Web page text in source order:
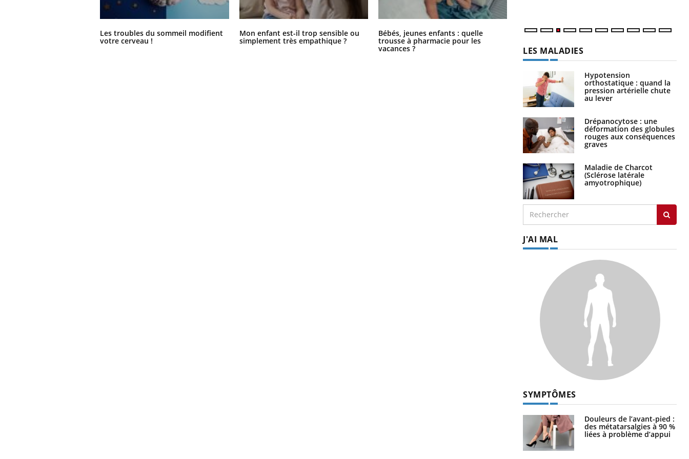
Les troubles du sommeil modifient
votre cerveau !
Mon enfant est-il trop sensible ou
simplement très empathique ?
Bébés, jeunes enfants : quelle
trousse à pharmacie pour les
vacances ?
Syndrome métabolique : quels sont
LES MALADIES
Hypotension
orthostatique : quand la
pression artérielle chute
au lever
Drépanocytose : une
déformation des globules
rouges aux conséquences
graves
Maladie de Charcot
(Sclérose latérale
amyotrophique)
J'AI MAL
SYMPTÔMES
Douleurs de l’avant-pied :
des métatarsalgies à 90 %
liées à problème d’appui